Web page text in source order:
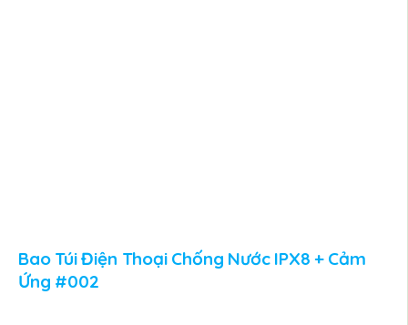
Bao Túi Điện Thoại Chống Nước IPX8 + Cảm
Ứng #002